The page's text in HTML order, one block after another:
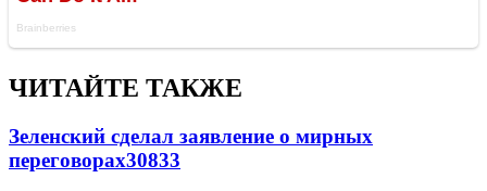
ЧИТАЙТЕ ТАКЖЕ
Зеленский сделал заявление о мирных
переговорах30833